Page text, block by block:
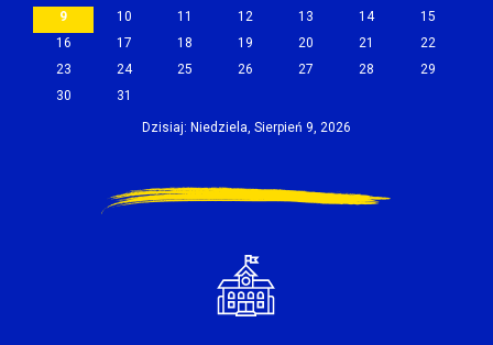
9
10 11 12 13 14
15
16
17 18 19 20 21
22
23
24 25 26 27 28
29
30
31
Dzisiaj: Niedziela, Sierpień 9, 2026